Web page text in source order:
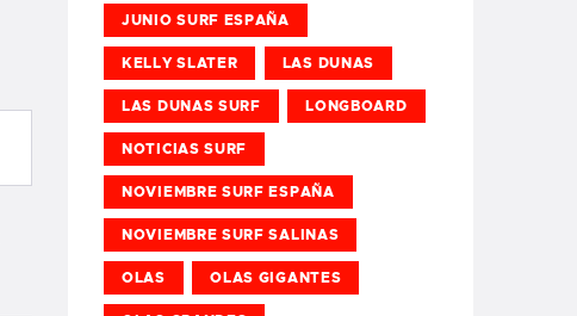
JUNIO SURF ESPAÑA
KELLY SLATER LAS DUNAS
LAS DUNAS SURF LONGBOARD
NOTICIAS SURF
NOVIEMBRE SURF ESPAÑA
NOVIEMBRE SURF SALINAS
OLAS OLAS GIGANTES